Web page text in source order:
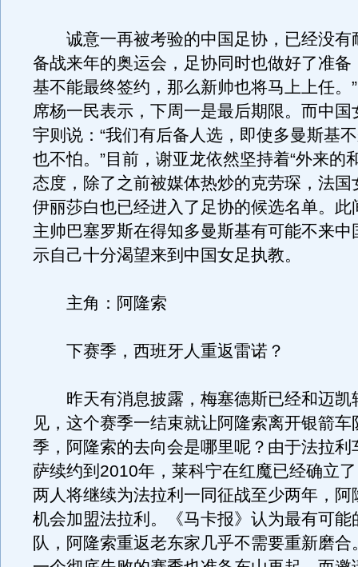
诚意一再被考验的中国足协，已经没有
备战来年的奥运会，足协同时也做好了准备
基不能最终签约，那么新帅也将马上上任。
席杨一民表示，下周一是最后期限。而中国
宇则说：“我们有后备人选，即使多曼斯基
也不怕。”目前，谢亚龙依然坚持着“外来的
态度，除了之前被媒体热炒的克劳琛，法国
伊丽莎白也已经进入了足协的候选名单。此
主帅巴塞罗斯在得知多曼斯基有可能不来中
示自己十分渴望来到中国女足执教。
主角：阿隆索
下赛季，西班牙人重返雷诺？
昨天有消息披露，梅塞德斯已经和迈凯
见，这个赛季一结束就让阿隆索离开银箭车
季，阿隆索的去向会是哪里呢？由于法拉利
萨续约到2010年，莱科宁在红魔已经确立
两人将继续为法拉利一同征战至少两年，阿
机会加盟法拉利。《马卡报》认为最有可能
队，阿隆索重返老东家几乎不需要重新磨合